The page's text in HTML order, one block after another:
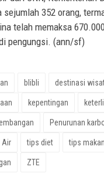
352 orang,
telah memaksa
pengungsi. (ann/sf)
blibli destinasi
kepentingan
Penurunan
Air tips diet tips
ZTE